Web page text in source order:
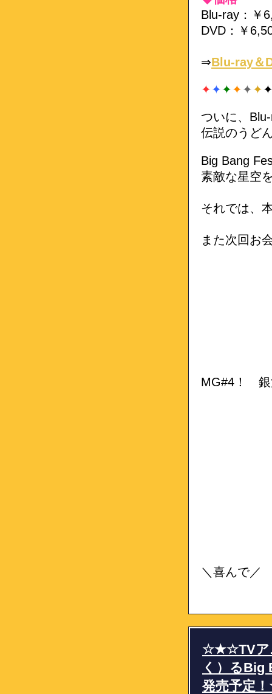
Blu-ray：￥
DVD：￥
⇒Blu-ray＆
✦✦✦✦✦✦
ついに、
伝説のうど
Big Bang
素敵な星空
それでは、
また次回お
MG#4！
＼喜んで／
☆★☆TVア
く）るBig
発売予定